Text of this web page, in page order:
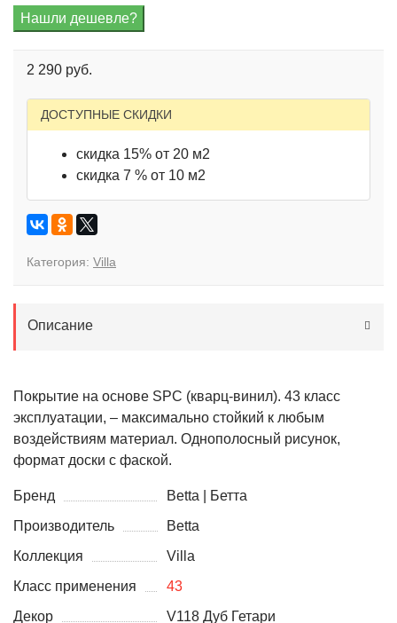
2 290 руб.
ДОСТУПНЫЕ СКИДКИ
скидка 15% от 20 м2
скидка 7 % от 10 м2
Категория: Villa
Описание
Покрытие на основе SPC (кварц-винил). 43 класс
эксплуатации, – максимально стойкий к любым
воздействиям материал. Однополосный рисунок,
формат доски с фаской.
Бренд
Betta | Бетта
Производитель
Betta
Коллекция
Villa
Класс применения
43
Декор
V118 Дуб Гетари